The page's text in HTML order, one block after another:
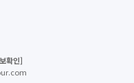
확인]